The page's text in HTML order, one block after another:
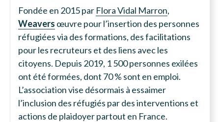
Fondée en 2015 par Flora Vidal Marron,
Weavers œuvre pour l’insertion des personnes
réfugiées via des formations, des facilitations
pour les recruteurs et des liens avec les
citoyens. Depuis 2019, 1 500 personnes exilées
ont été formées, dont 70 % sont en emploi.
L’association vise désormais à essaimer
l’inclusion des réfugiés par des interventions et
actions de plaidoyer partout en France.